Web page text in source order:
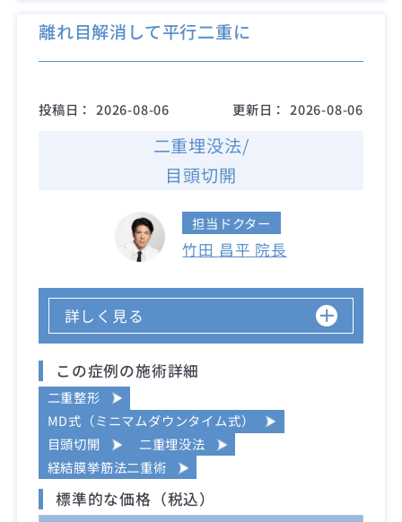
離れ目解消して平行二重に
投稿日： 2026-08-06 更新日： 2026-08-06
二重埋没法/
目頭切開
担当ドクター
竹田 昌平 院長
詳しく見る
この症例の施術詳細
二重整形
MD式（ミニマムダウンタイム式）
目頭切開
二重埋没法
経結膜挙筋法二重術
標準的な価格（税込）